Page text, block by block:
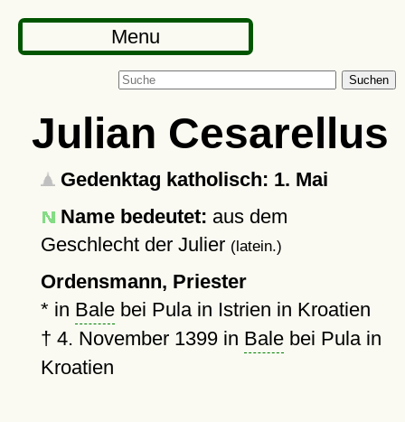
Menu
Suchen
Julian Cesarellus
Gedenktag katholisch: 1. Mai
Name bedeutet: aus dem
Geschlecht der Julier (latein.)
Ordensmann, Priester
* in Balebei Pula in Istrien in Kroatien
† 4. November 1399in Balebei Pula in
Kroatien